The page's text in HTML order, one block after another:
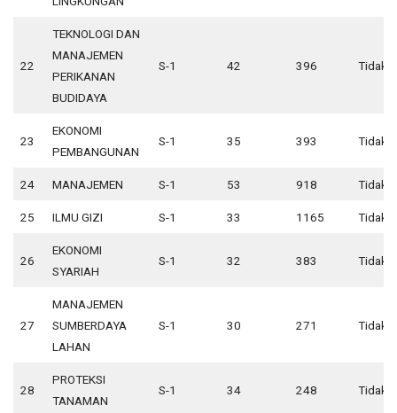
22
TEKNOLOGI DAN
MANAJEMEN
PERIKANAN
BUDIDAYA
S-1 42 396 Tidak
23
EKONOMI
PEMBANGUNAN
S-1 35 393 Tidak
24 MANAJEMEN S-1 53 918 Tidak
25 ILMU GIZI S-1 33 1165 Tidak
26
EKONOMI
SYARIAH
S-1 32 383 Tidak
27
MANAJEMEN
SUMBERDAYA
LAHAN
S-1 30 271 Tidak
28
PROTEKSI
TANAMAN
S-1 34 248 Tidak